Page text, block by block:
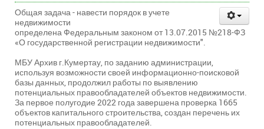
Общая задача - навести порядок в учете
недвижимости
определена Федеральным законом от 13.07.2015 №218-ФЗ
«О государственной регистрации недвижимости".
МБУ Архив г.Кумертау, по заданию администрации,
используя возможности своей информационно-поисковой
базы данных, продолжил работы по выявлению
потенциальных правообладателей объектов недвижимости.
За первое полугодие 2022 года завершена проверка 1665
объектов капитального строительства, создан перечень их
потенциальных правообладателей.